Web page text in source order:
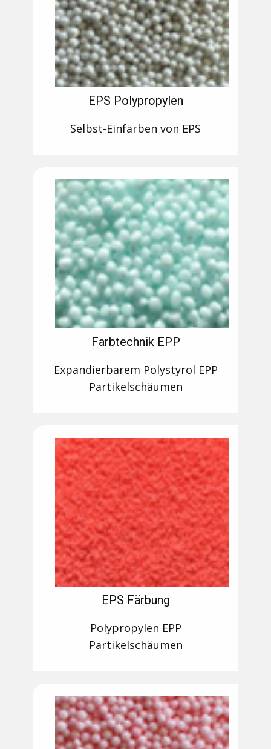
EPS Polypropylen
Selbst-Einfärben von EPS
Farbtechnik EPP
Expandierbarem Polystyrol EPP
Partikelschäumen
EPS Färbung
Polypropylen EPP
Partikelschäumen